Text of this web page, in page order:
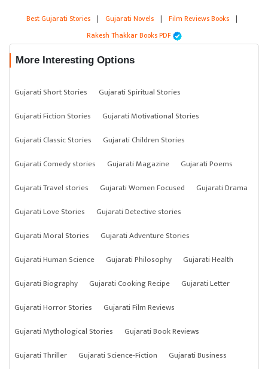
Best Gujarati Stories | Gujarati Novels | Film Reviews Books |
Rakesh Thakkar Books PDF
More Interesting Options
Gujarati Short Stories
Gujarati Spiritual Stories
Gujarati Fiction Stories
Gujarati Motivational Stories
Gujarati Classic Stories
Gujarati Children Stories
Gujarati Comedy stories
Gujarati Magazine
Gujarati Poems
Gujarati Travel stories
Gujarati Women Focused
Gujarati Drama
Gujarati Love Stories
Gujarati Detective stories
Gujarati Moral Stories
Gujarati Adventure Stories
Gujarati Human Science
Gujarati Philosophy
Gujarati Health
Gujarati Biography
Gujarati Cooking Recipe
Gujarati Letter
Gujarati Horror Stories
Gujarati Film Reviews
Gujarati Mythological Stories
Gujarati Book Reviews
Gujarati Thriller
Gujarati Science-Fiction
Gujarati Business